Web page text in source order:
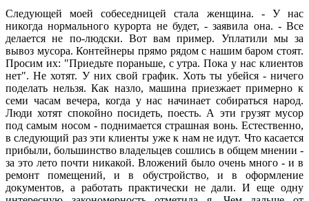
Следующей моей собеседницей стала женщина. - У нас
никогда нормального курорта не будет, - заявила она. - Все
делается не по-людски. Вот вам пример. Уплатили мы за
вывоз мусора. Контейнеры прямо рядом с нашим баром стоят.
Просим их: "Приедьте пораньше, с утра. Пока у нас клиентов
нет". Не хотят. У них свой график. Хоть ты убейся - ничего
поделать нельзя. Как назло, машина приезжает примерно к
семи часам вечера, когда у нас начинает собираться народ.
Люди хотят спокойно посидеть, поесть. А эти грузят мусор
под самым носом - поднимается страшная вонь. Естественно,
в следующий раз эти клиенты уже к нам не идут. Что касается
прибыли, большинство владельцев сошлись в общем мнении -
за это лето почти никакой. Вложений было очень много - и в
ремонт помещений, и в обустройство, и в оформление
документов, а работать практически не дали. И еще одну